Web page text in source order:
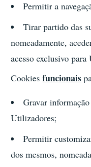
Permitir a
Tirar partido das
nomeadamente,
acesso exclusivo
Cookiesfuncionais
Gravar
Utilizadores;
Permitir
dos mesmos,